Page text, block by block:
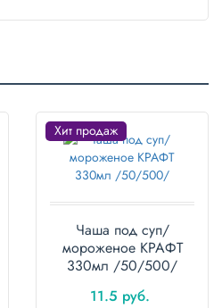
Хит продаж
Чаша под суп/
мороженое КРАФТ
330мл /50/500/
11.5 руб.